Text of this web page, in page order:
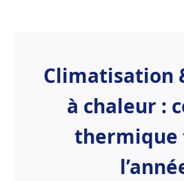
Climatisation
à chaleur :
thermique